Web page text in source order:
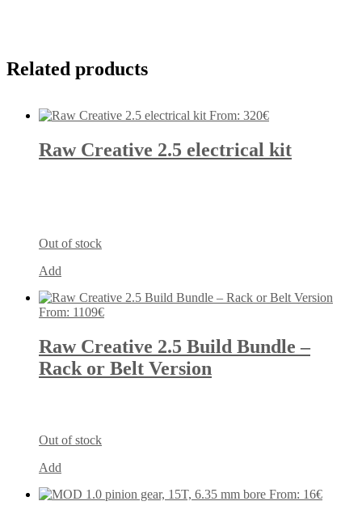
Related products
From: 320€
Raw Creative 2.5 electrical kit
Out of stock
Add
From: 1109€
Raw Creative 2.5 Build Bundle –
Rack or Belt Version
Out of stock
Add
From: 16€